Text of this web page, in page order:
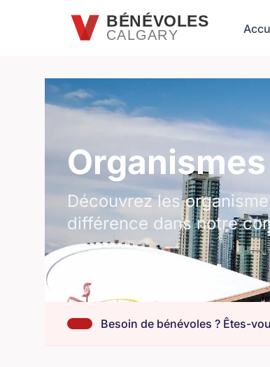
Passer au contenu principalBÉNÉVOLES
CALGARY
Découvrez les
différence dans notre